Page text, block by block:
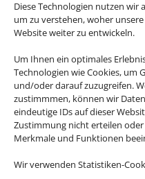
Diese Technologien nutzen wir
um zu verstehen, woher
Website weiter zu entwickeln.
Um Ihnen ein optimales
Technologien wie Cookies, um
und/oder darauf zuzugreifen.
zustimmmen, können wir
eindeutige IDs auf dieser
Zustimmung nicht erteilen
Merkmale und Funktionen
Wir verwenden Statistiken-